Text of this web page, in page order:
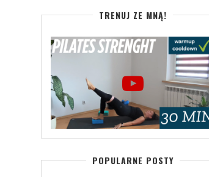
TRENUJ ZE MNĄ!
POPULARNE POSTY